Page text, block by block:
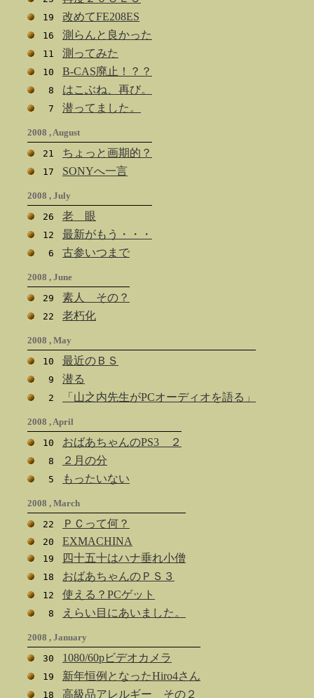
19 改めてFE208ES
16 測らんと良かった
11 測ってみた
10 B-CAS廃止！？？
8 はこぶね、再び。
7 潜ってました。
2008 , August
21
ちょっと画期的？
17 SONYへ一言
2008 , July
26
老 眼
12 最新がもう・・・
6 古参いつまで
2008 , June
29
素人 その？
22 老朽化
2008 , May
10
最近のＢＳ
9 潜る
2 「山之内先生がPCオーディオを語る」
2008 , April
10
おばあちゃんのPS3 ２
8 ２月の分
5 もったいない
2008 , March
22
ＰＣって何？
20 EXMACHINA
19 四十五十はハナ垂れ小僧
18 おばあちゃんのＰＳ３
12 使える？PCゲット
8 えらい目にあいました。
2008 , January
30
1080/60pビデオカメラ
19 新年恒例となったHiro4さん
18 高級品アレルギー その２